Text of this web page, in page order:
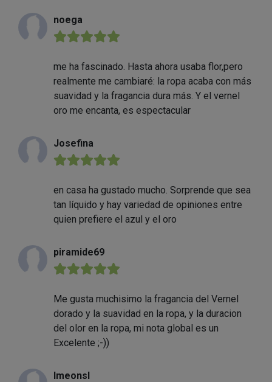
noega
★★★★★
me ha fascinado. Hasta ahora usaba flor,pero
realmente me cambiaré: la ropa acaba con más
suavidad y la fragancia dura más. Y el vernel
oro me encanta, es espectacular
Josefina
★★★★★
en casa ha gustado mucho. Sorprende que sea
tan líquido y hay variedad de opiniones entre
quien prefiere el azul y el oro
piramide69
★★★★★
Me gusta muchisimo la fragancia del Vernel
dorado y la suavidad en la ropa, y la duracion
del olor en la ropa, mi nota global es un
Excelente ;-))
Imeonsl